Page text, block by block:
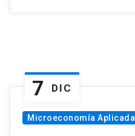
7 DIC
Microeconomía Aplicada